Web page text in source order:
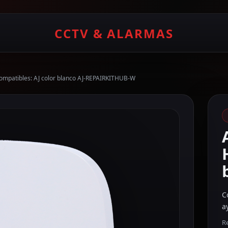
CCTV & ALARMAS
AJ color blanco AJ-REPAIRKITHUB-W